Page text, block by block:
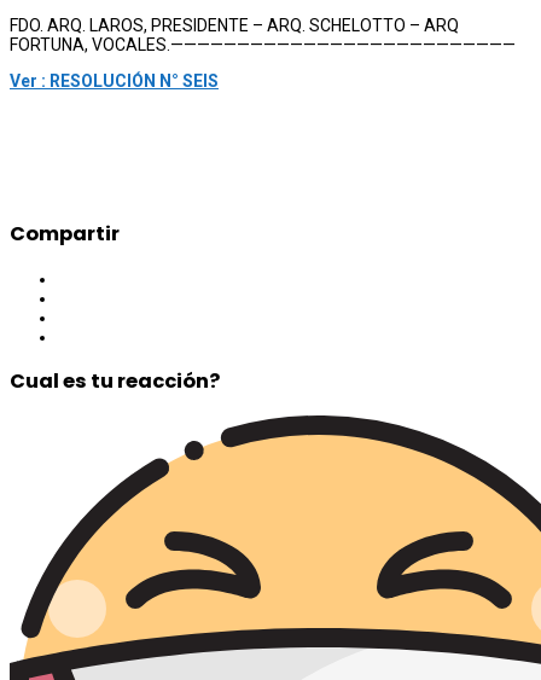
FDO. ARQ. LAROS, PRESIDENTE – ARQ. SCHELOTTO – ARQ
FORTUNA, VOCALES.——————————————————————————
Ver : RESOLUCIÓN N° SEIS
Compartir
Cual es tu reacción?